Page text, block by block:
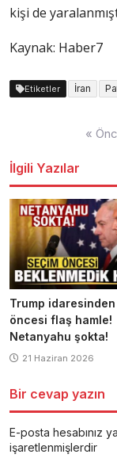
kişi de
Kaynak: Haber7
Etiketler İran
«
İlgili Yazılar
Trump
öncesi flaş hamle!
Netanyahu şokta!
21 Haziran 2026
Bir cevap yazın
E-posta hesabınız
işaretlenmişlerdir